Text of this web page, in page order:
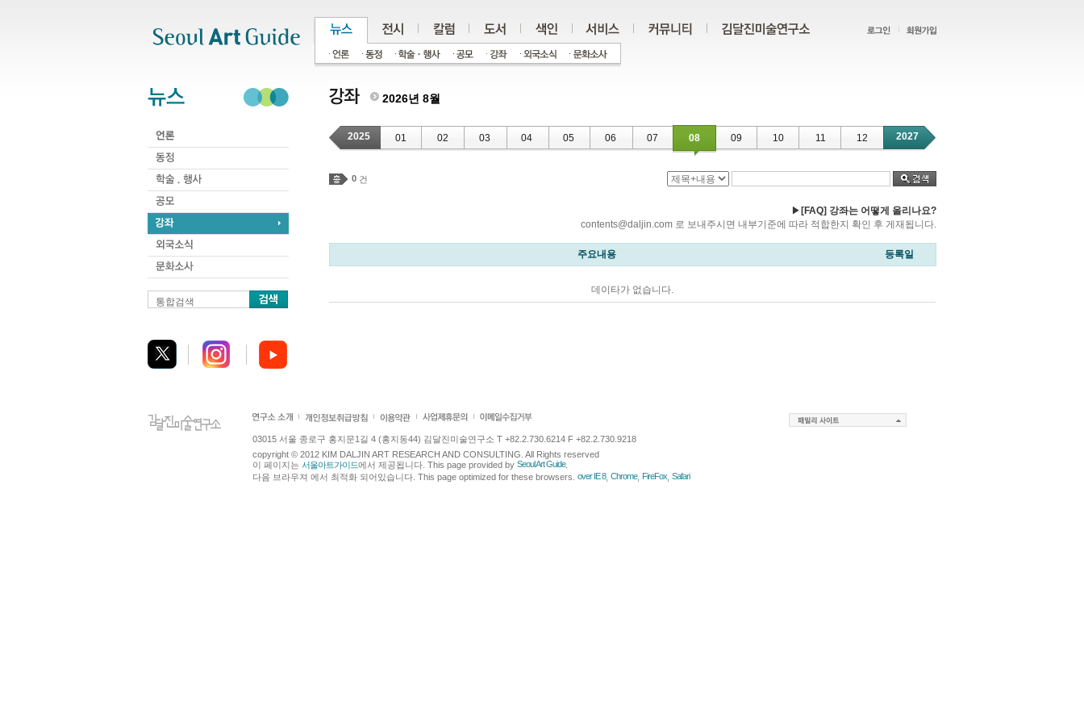
통합검색
2026년 8월
2025 01 02 03 04 05 06 07 08 09 10 11 12 2027
0 건
▶ [FAQ] 강좌는 어떻게 올리나요?
contents@daljin.com 로 보내주시면 내부기준에 따라 적합한지 확인 후 게재됩니다.
주요내용 등록일
데이타가 없습니다.
03015 서울 종로구 홍지문1길 4 (홍지동44) 김달진미술연구소 T +82.2.730.6214 F +82.2.730.9218
copyright © 2012 KIM DALJIN ART RESEARCH AND CONSULTING. All Rights reserved
이 페이지는 서울아트가이드에서 제공됩니다. This page provided by Seoul Art Guide.
다음 브라우져 에서 최적화 되어있습니다. This page optimized for these browsers. over IE 8, Chrome, FireFox Safari